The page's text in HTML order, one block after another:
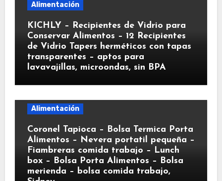
Alimentación
KICHLY – Recipientes de Vidrio para
Conservar Alimentos – 12 Recipientes
de Vidrio Tapers herméticos con tapas
transparentes – aptos para
lavavajillas, microondas, sin BPA
Alimentación
Coronel Tapioca – Bolsa Termica Porta
Alimentos – Nevera portatil pequeña –
Fiambreras comida trabajo – Lunch
box – Bolsa Porta Alimentos – Bolsa
merienda – bolsa comida trabajo,